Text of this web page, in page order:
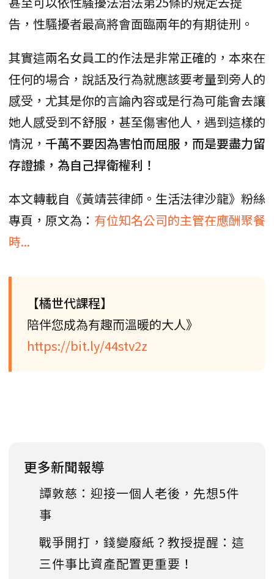
告，性騷擾者最高將會面臨兩年的有期徒刑。
其實這兩名女員工的作法是非常正確的，本來在
任何的場合，說話及行為就應該要考量到旁人的
感受，尤其是你的言論內容或是行為可能會去讓
她人感受到不舒服，甚至傷害他人，遇到這樣的
情況， 千萬不要因為害怕而屈服，而是要盡力留
存證據，為自己捍衛權利！
本文轉載自《黃靖芸律師。生活法律沙龍》粉絲
專頁，原文為： 有位知名公司的主管在應酬聚餐
時...
【橘世代課程】
陪伴您成為有趣而溫暖的大人》
https://bit.ly/44stv2z
更多新聞報導
譚敦慈：迎接一個人老後，先想5件
事
戰爭開打，錢變廢紙？教授提醒：這
三件事比資產配置更重要！